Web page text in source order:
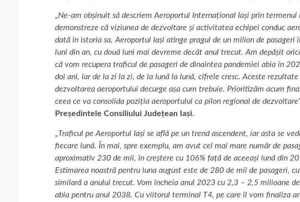
„Ne-am obșinuit să descriem Aeroportul Internațional Iași prin termenul
demonstreze că viziunea de dezvoltare și activitatea echipei conduc
dată în istoria sa, Aeroportul Iași atinge pragul de un milion de pasageri
luni din an, cu două luni mai devreme decât anul trecut. Am depășit
că vom recupera traficul de pasageri de dinaintea pandemiei abia în
doi ani, iar de la zi la zi, de la lună la lună, cifrele cresc. Aceste rezultate
dezvoltarea aeroportului decurge așa cum trebuie. Prioritizăm acum
ceea ce va consolida poziția aeroportului ca pilon regional de dezvoltare
Președintele Consiliului Județean Iași.
„Traficul pe Aeroportul Iași se află pe un trend ascendent, iar asta se
fiecare lună. În mai, spre exemplu, am avut cel mai mare număr de
aproximativ 230 de mii, în creștere cu 106% față de aceeași lună din
Estimarea noastră pentru luna august este de 280 de mii de pasageri,
similară a anului trecut. Vom încheia anul 2023 cu 2,3 – 2,5 milioane
abia pentru anul 2038. Cu viitorul terminal T4, pe care îl vom finaliza